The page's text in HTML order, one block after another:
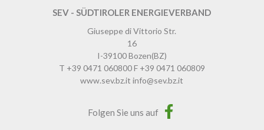
SEV - SÜDTIROLER ENERGIEVERBAND
Giuseppe di Vittorio Str.
16
I-39100Bozen(BZ)
T +39 0471 060800F +39 0471 060809
www.sev.bz.it info@sev.bz.it
Folgen Sie uns auf